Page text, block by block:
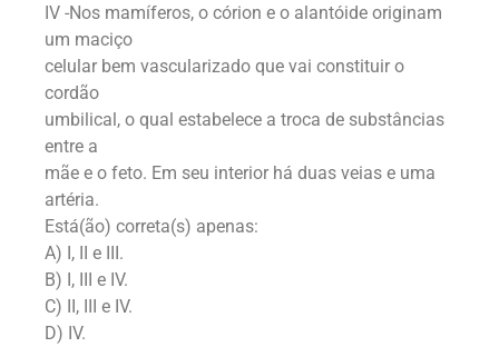
IV -Nos mamíferos, o córion e o alantóide originam
um maciço
celular bem vascularizado que vai constituir o
cordão
umbilical, o qual estabelece a troca de substâncias
entre a
mãe e o feto. Em seu interior há duas veias e uma
artéria.
Está(ão) correta(s) apenas:
A) I, II e III.
B) I, III e IV.
C) II, III e IV.
D) IV.